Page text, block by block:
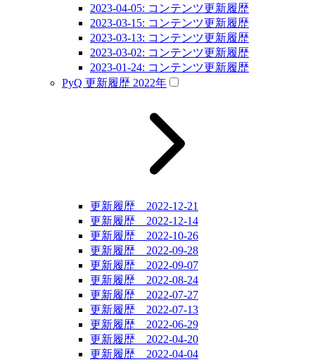
2023-04-05: コンテンツ更新履歴
2023-03-15: コンテンツ更新履歴
2023-03-13: コンテンツ更新履歴
2023-03-02: コンテンツ更新履歴
2023-01-24: コンテンツ更新履歴
PyQ 更新履歴 2022年
更新履歴 2022-12-21
更新履歴 2022-12-14
更新履歴 2022-10-26
更新履歴 2022-09-28
更新履歴 2022-09-07
更新履歴 2022-08-24
更新履歴 2022-07-27
更新履歴 2022-07-13
更新履歴 2022-06-29
更新履歴 2022-04-20
更新履歴 2022-04-04